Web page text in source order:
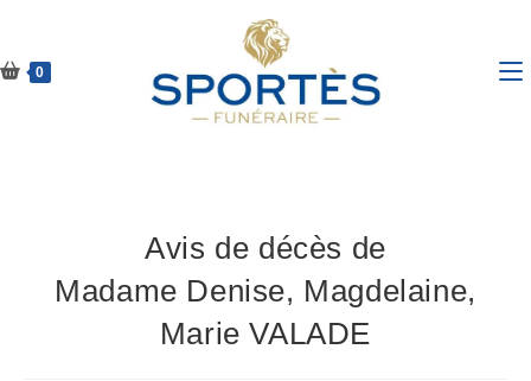
0
Avis de décès de
Madame Denise, Magdelaine,
Marie VALADE